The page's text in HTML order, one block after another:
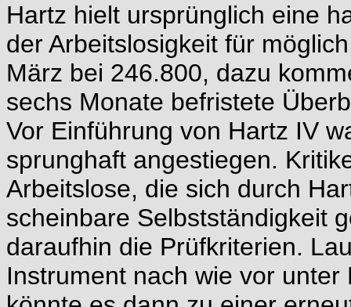
Hartz hielt ursprünglich eine
der Arbeitslosigkeit für
März bei 246.800, dazu
sechs Monate befristete
Vor Einführung von Hartz IV
sprunghaft angestiegen.
Arbeitslose, die sich durch
scheinbare Selbstständigkeit
daraufhin die Prüfkriterien.
Instrument nach wie vor